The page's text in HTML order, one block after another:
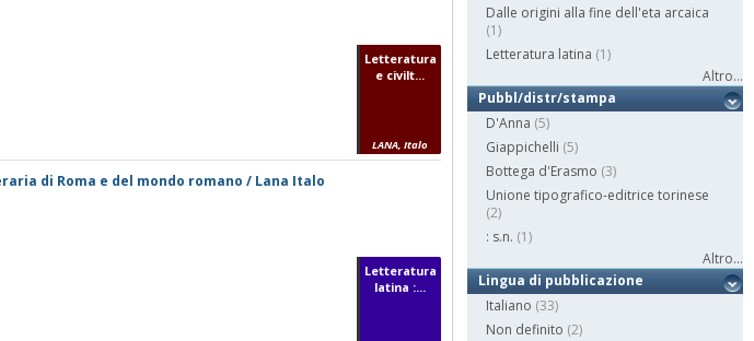
Letteratura
e civilt...
LANA, Italo
di Roma e del mondo romano / Lana Italo
Letteratura
latina :...
Dalle origini alla fine dell'eta arcaica
(1)
Letteratura latina (1)
Altro...
Pubbl/distr/stampa
D'Anna (5)
Giappichelli (5)
Bottega d'Erasmo (3)
Unione tipografico-editrice torinese
(2)
: s.n. (1)
Altro...
Lingua di pubblicazione
Italiano (33)
Non definito (2)